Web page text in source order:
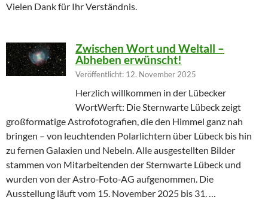
Vielen Dank für Ihr Verständnis.
Zwischen Wort und Weltall –
Abheben erwünscht!
Veröffentlicht: 12. November 2025
Herzlich willkommen in der Lübecker
WortWerft: Die Sternwarte Lübeck zeigt
großformatige Astrofotografien, die den Himmel ganz nah
bringen – von leuchtenden Polarlichtern über Lübeck bis hin
zu fernen Galaxien und Nebeln. Alle ausgestellten Bilder
stammen von Mitarbeitenden der Sternwarte Lübeck und
wurden von der Astro‑Foto‑AG aufgenommen. Die
Ausstellung läuft vom 15. November 2025 bis 31. …